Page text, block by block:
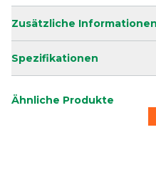
Zusätzliche Informationen
Spezifikationen
Ähnliche Produkte